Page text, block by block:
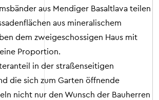
aus Mendiger Basaltlava teilen
aus mineralischem
dem zweigeschossigen Haus mit
Proportion.
in der straßenseitigen
die sich zum Garten öffnende
nicht nur den Wunsch der Bauherren